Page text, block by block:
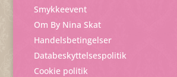
Smykkeevent
Om By Nina Skat
Handelsbetingelser
Databeskyttelsespolitik
Cookie politik